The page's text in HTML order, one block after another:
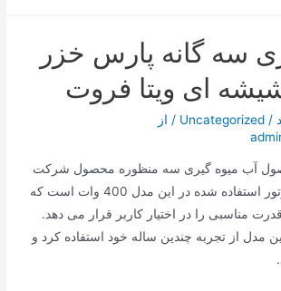
سه گانه پارس خزر
ای ویتا فروت
/
Uncategorized / از
آب میوه گیری سه منظوره محصول شرکت
پارس خزر است. موتور استفاده شده در این مدل 400 وات است که
مناسبی را در اختیار کاربر قرار می دهد.
مدل از تجربه چندین ساله خود استفاده کرد و